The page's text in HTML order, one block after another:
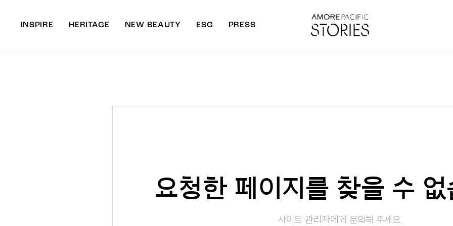
INSPIRE HERITAGE NEW BEAUTY ESG PRESS
요청한 페이지를 찾을 수 없
사이트 관리자에게 문의해 주세요.